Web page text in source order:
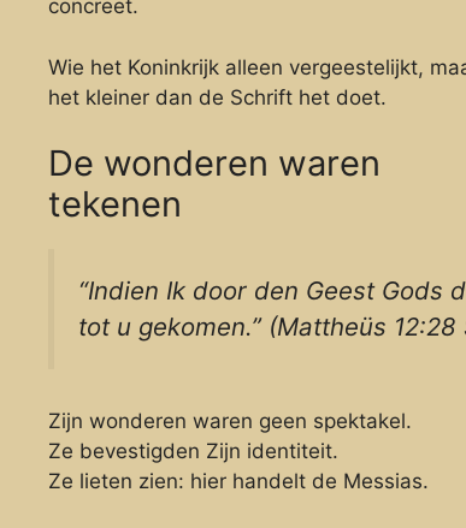
concreet.
Wie het Koninkrijk alleen vergeestelijkt,
het kleiner dan de Schrift het doet.
De wonderen waren
tekenen
“Indien Ik door den Geest Gods
tot u gekomen.” (Mattheüs 12:28
Zijn wonderen waren geen spektakel.
Ze bevestigden Zijn identiteit.
Ze lieten zien: hier handelt de Messias.